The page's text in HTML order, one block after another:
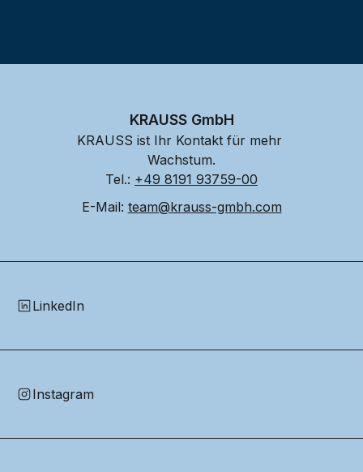
KRAUSS GmbH
KRAUSS ist Ihr Kontakt für mehr
Wachstum.
Tel.: +49 8191 93759-00
E-Mail: team@krauss-gmbh.com
LinkedIn
Instagram